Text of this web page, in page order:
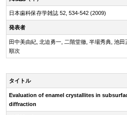
日本歯科保存学雑誌 52, 534-542 (2009)
発表者
田中美由紀, 北迫勇一, 二階堂徹, 半場秀典, 池
順次
タイトル
Evaluation of enamel crystallites in
diffraction